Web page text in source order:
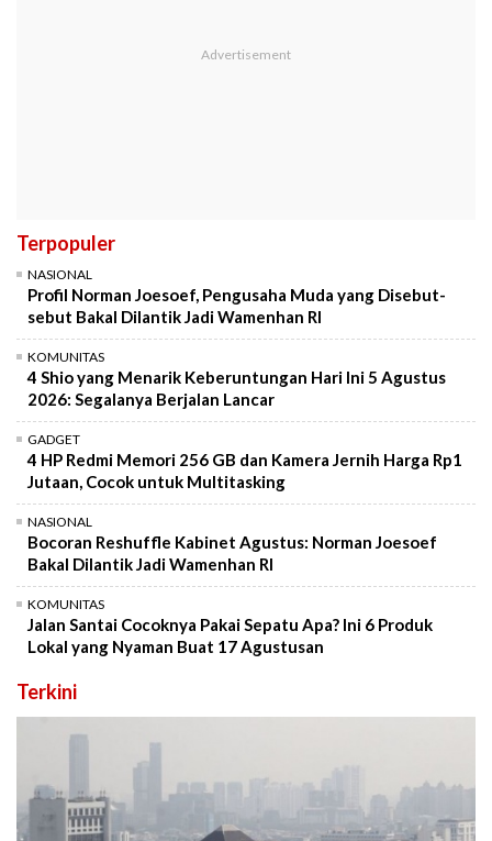
Terpopuler
NASIONAL
Profil Norman Joesoef, Pengusaha Muda yang Disebut-
sebut Bakal Dilantik Jadi Wamenhan RI
KOMUNITAS
4 Shio yang Menarik Keberuntungan Hari Ini 5 Agustus
2026: Segalanya Berjalan Lancar
GADGET
4 HP Redmi Memori 256 GB dan Kamera Jernih Harga Rp1
Jutaan, Cocok untuk Multitasking
NASIONAL
Bocoran Reshuffle Kabinet Agustus: Norman Joesoef
Bakal Dilantik Jadi Wamenhan RI
KOMUNITAS
Jalan Santai Cocoknya Pakai Sepatu Apa? Ini 6 Produk
Lokal yang Nyaman Buat 17 Agustusan
Terkini